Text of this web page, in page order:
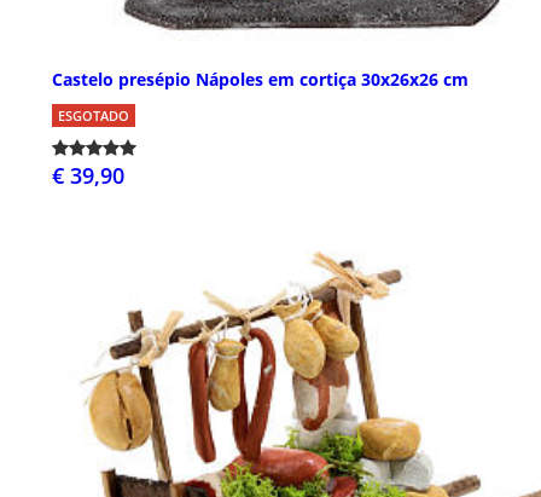
Castelo presépio Nápoles em cortiça 30x26x26 cm
ESGOTADO
€ 39,90